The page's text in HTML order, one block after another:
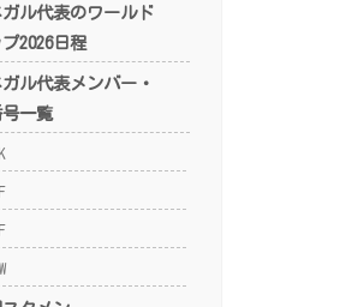
ガル代表のワールド
2026日程
ル代表メンバー・
一覧